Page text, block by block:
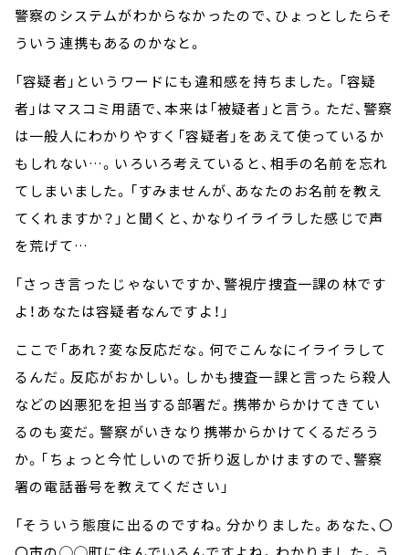
警察のシステムがわからなかったので、ひょっとしたらそ
ういう連携もあるのかなと。
「容疑者」というワードにも違和感を持ちました。「容疑
者」はマスコミ用語で、本来は「被疑者」と言う。ただ、警察
は一般人にわかりやすく「容疑者」をあえて使っているか
もしれない…。いろいろ考えていると、相手の名前を忘れ
てしまいました。「すみませんが、あなたのお名前を教え
てくれますか？」と聞くと、かなりイライラした感じで声
を荒げて…
「さっき言ったじゃないですか、警視庁捜査一課の林です
よ！あなたは容疑者なんですよ！」
ここで「あれ？変な反応だな。何でこんなにイライラして
るんだ。反応がおかしい。しかも捜査一課と言ったら殺人
などの凶悪犯を担当する部署だ。携帯からかけてきてい
るのも変だ。警察がいきなり携帯からかけてくるだろう
か。「ちょっと今忙しいので折り返しかけますので、警察
署の電話番号を教えてください」
「そういう態度に出るのですね。分かりました。あなた、〇